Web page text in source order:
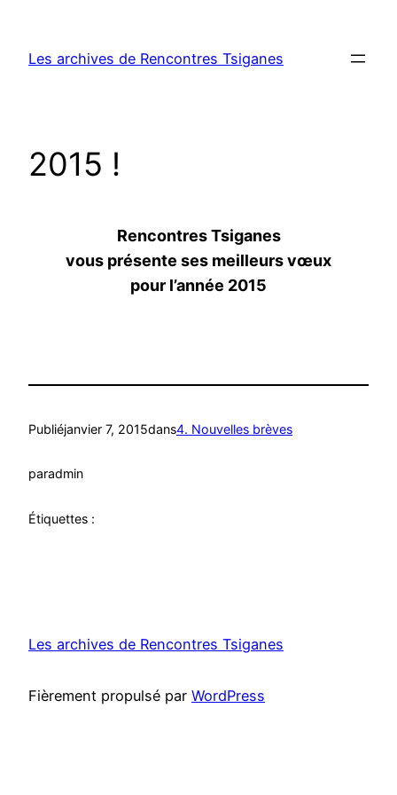
contenu
Les archives de Rencontres Tsiganes
2015 !
Rencontres Tsiganes
vous présente ses meilleursvœux
pour l’année 2015
Publiéjanvier 7, 2015dans4. Nouvelles brèves
paradmin
Étiquettes :
Les archives de Rencontres Tsiganes
Fièrement propulsé par WordPress